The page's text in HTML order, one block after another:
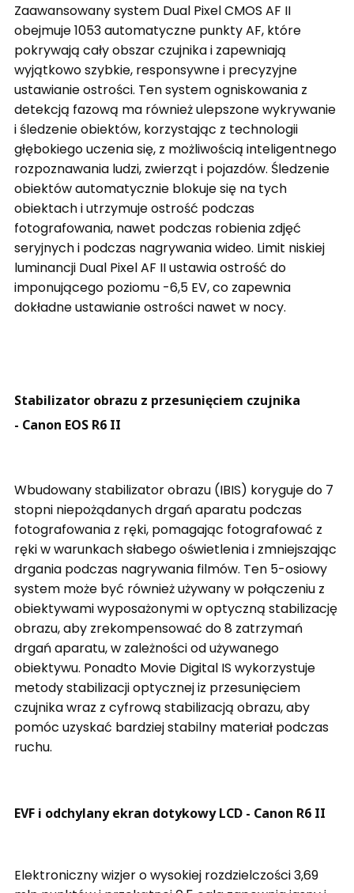
Zaawansowany system Dual Pixel CMOS AF II
obejmuje 1053 automatyczne punkty AF, które
pokrywają cały obszar czujnika i zapewniają
wyjątkowo szybkie, responsywne i precyzyjne
ustawianie ostrości. Ten system ogniskowania z
detekcją fazową ma również ulepszone wykrywanie
i śledzenie obiektów, korzystając z technologii
głębokiego uczenia się, z możliwością inteligentnego
rozpoznawania ludzi, zwierząt i pojazdów. Śledzenie
obiektów automatycznie blokuje się na tych
obiektach i utrzymuje ostrość podczas
fotografowania, nawet podczas robienia zdjęć
seryjnych i podczas nagrywania wideo. Limit niskiej
luminancji Dual Pixel AF II ustawia ostrość do
imponującego poziomu -6,5 EV, co zapewnia
dokładne ustawianie ostrości nawet w nocy.
Stabilizator obrazu z przesunięciem czujnika
- Canon EOS R6 II
Wbudowany stabilizator obrazu (IBIS) koryguje do 7
stopni niepożądanych drgań aparatu podczas
fotografowania z ręki, pomagając fotografować z
ręki w warunkach słabego oświetlenia i zmniejszając
drgania podczas nagrywania filmów. Ten 5-osiowy
system może być również używany w połączeniu z
obiektywami wyposażonymi w optyczną stabilizację
obrazu, aby zrekompensować do 8 zatrzymań
drgań aparatu, w zależności od używanego
obiektywu. Ponadto Movie Digital IS wykorzystuje
metody stabilizacji optycznej iz przesunięciem
czujnika wraz z cyfrową stabilizacją obrazu, aby
pomóc uzyskać bardziej stabilny materiał podczas
ruchu.
EVF i odchylany ekran dotykowy LCD - Canon R6 II
Elektroniczny wizjer o wysokiej rozdzielczości 3,69